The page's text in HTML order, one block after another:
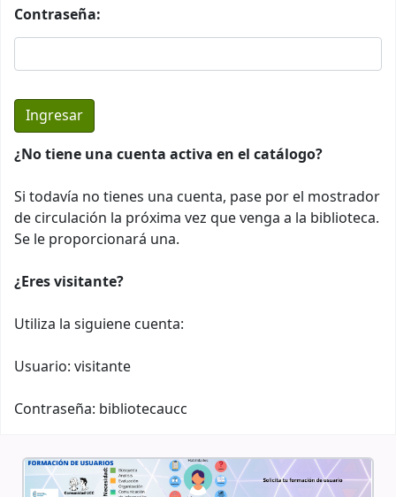
Contraseña:
¿No tiene una cuenta activa en el catálogo?
Si todavía no tienes una cuenta, pase por el mostrador
de circulación la próxima vez que venga a la biblioteca.
Se le proporcionará una.
¿Eres visitante?
Utiliza la siguiene cuenta:
Usuario: visitante
Contraseña: bibliotecaucc